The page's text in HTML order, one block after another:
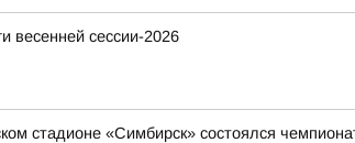
весенней сессии-2026
стадионе «Симбирск» состоялся